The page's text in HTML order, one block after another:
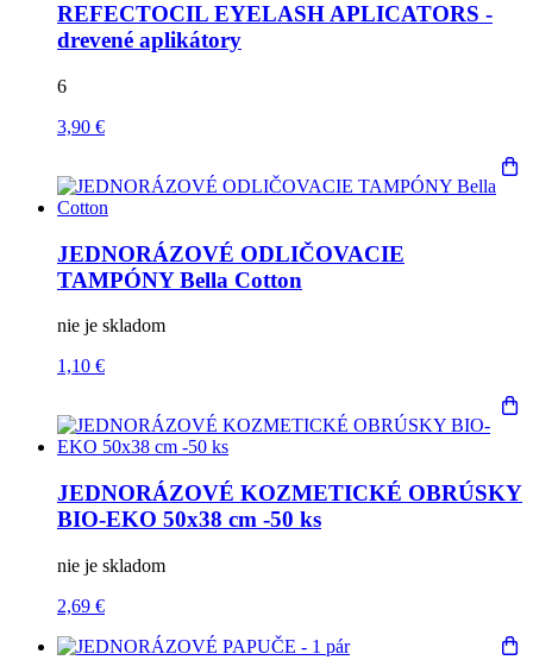
REFECTOCIL EYELASH APLICATORS -
drevené aplikátory
6
3,90 €
JEDNORÁZOVÉ ODLIČOVACIE
TAMPÓNY Bella Cotton
nie je skladom
1,10 €
JEDNORÁZOVÉ KOZMETICKÉ OBRÚSKY
BIO-EKO 50x38 cm -50 ks
nie je skladom
2,69 €